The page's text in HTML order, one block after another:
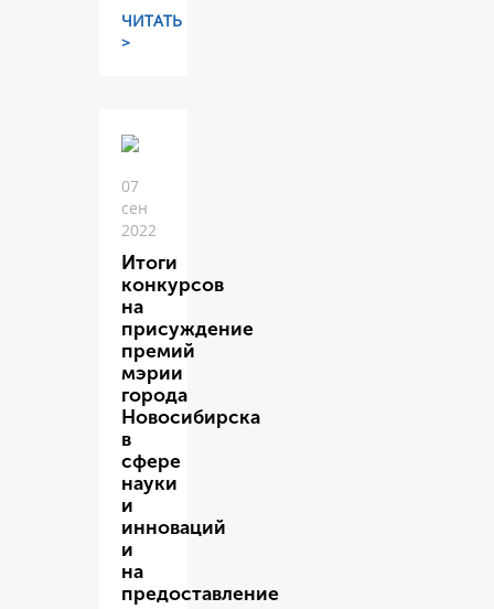
ЧИТАТЬ
>
07
сен
2022
Итоги
конкурсов
на
присуждение
премий
мэрии
города
Новосибирска
в
сфере
науки
и
инноваций
и
на
предоставление